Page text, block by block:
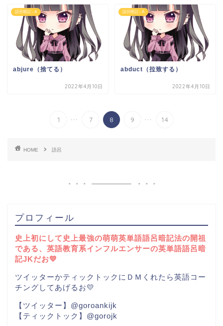
語呂暗記 - A
abjure（捨てる）
2022年4月10日
語呂暗記 - A
abduct（拉致する）
2022年4月10日
1 ... 7 8 9 ... 14
HOME 語呂
プロフィール
史上初にして史上最強の萌萌英単語語呂暗記法の開祖
である、英語教育系インフルエンサーの英単語語呂暗
記JKだお💛
ツイッターかティックトックにＤＭくれたら英語コー
チングしてあげるお💛
【ツイッター】@goroankijk
【ティックトック】@gorojk